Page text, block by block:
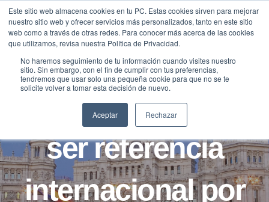
Este sitio web almacena cookies en tu PC. Estas cookies sirven para mejorar
nuestro sitio web y ofrecer servicios más personalizados, tanto en este sitio
web como a través de otras redes. Para conocer más acerca de las cookies
que utilizamos, revisa nuestra Política de Privacidad.
No haremos seguimiento de tu información cuando visites nuestro
sitio. Sin embargo, con el fin de cumplir con tus preferencias,
tendremos que usar solo una pequeña cookie para que no se te
solicite volver a tomar esta decisión de nuevo.
Aceptar Rechazar
Saltar
contenido
NOTICIAS
Madrid aspira a
ser referencia
internacional por
Traducir »